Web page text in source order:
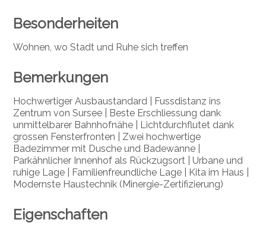
Besonderheiten
Wohnen, wo Stadt und Ruhe sich treffen
Bemerkungen
Hochwertiger Ausbaustandard | Fussdistanz ins
Zentrum von Sursee | Beste Erschliessung dank
unmittelbarer Bahnhofnähe | Lichtdurchflutet dank
grossen Fensterfronten | Zwei hochwertige
Badezimmer mit Dusche und Badewanne |
Parkähnlicher Innenhof als Rückzugsort | Urbane und
ruhige Lage | Familienfreundliche Lage | Kita im Haus |
Modernste Haustechnik (Minergie-Zertifizierung)
Eigenschaften